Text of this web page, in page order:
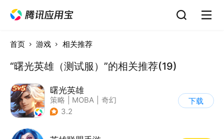
首页 游戏 相关推荐
“曙光英雄（测试服）”的相关推荐(19)
曙光英雄
策略 MOBA
奇幻
| 5v5
3.2
下载